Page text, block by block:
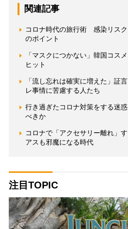
関連記事
コロナ時代の旅行術 感染リス
のポイント
「マスクにつかない」韓国コス
ヒット
「流し忘れは確実に増えた」証
レ事情に苦慮する人たち
行き過ぎたコロナ対策をする迷
べきか
コロナで「アクセサリー離れ」
アスも邪魔になる時代
注目TOPIC